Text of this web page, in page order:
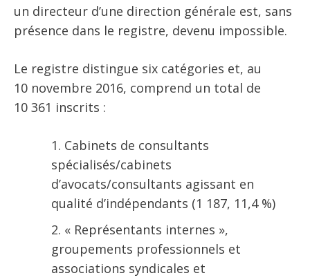
un directeur d’une direction générale est, sans
présence dans le registre, devenu impossible.
Le registre distingue six catégories et, au
10 novembre 2016, comprend un total de
10 361 inscrits :
Cabinets de consultants
spécialisés/cabinets
d’avocats/consultants agissant en
qualité d’indépendants (1 187, 11,4 %)
« Représentants internes »,
groupements professionnels et
associations syndicales et